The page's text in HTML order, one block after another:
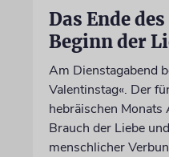
Das Ende
Beginn der
Am Dienstagabend
Valentinstag«. Der
hebräischen
Brauch der Liebe
menschlicher